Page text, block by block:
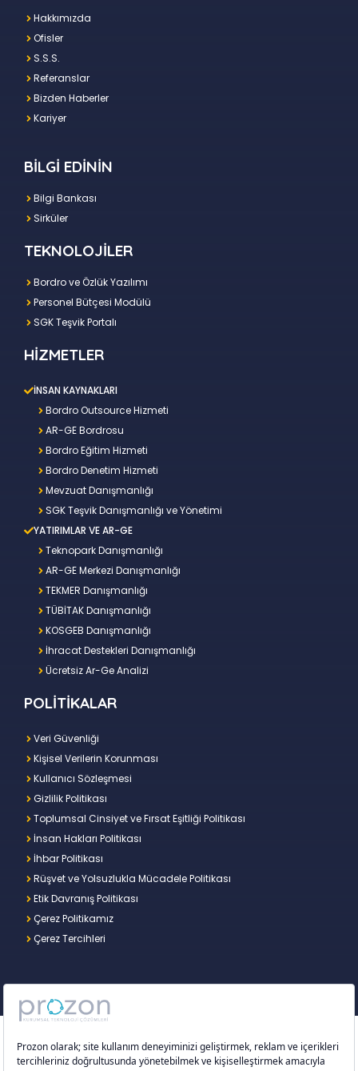
Hakkımızda
Ofisler
S.S.S.
Referanslar
Bizden Haberler
Kariyer
BİLGİ EDİNİN
Bilgi Bankası
Sirküler
TEKNOLOJİLER
Bordro ve Özlük Yazılımı
Personel Bütçesi Modülü
SGK Teşvik Portalı
HİZMETLER
İNSAN KAYNAKLARI
Bordro Outsource Hizmeti
AR-GE Bordrosu
Bordro Eğitim Hizmeti
Bordro Denetim Hizmeti
Mevzuat Danışmanlığı
SGK Teşvik Danışmanlığı ve Yönetimi
YATIRIMLAR VE AR-GE
Teknopark Danışmanlığı
AR-GE Merkezi Danışmanlığı
TEKMER Danışmanlığı
TÜBİTAK Danışmanlığı
KOSGEB Danışmanlığı
İhracat Destekleri Danışmanlığı
Ücretsiz Ar-Ge Analizi
POLİTİKALAR
Veri Güvenliği
Kişisel Verilerin Korunması
Kullanıcı Sözleşmesi
Gizlilik Politikası
Toplumsal Cinsiyet ve Fırsat Eşitliği Politikası
İnsan Hakları Politikası
İhbar Politikası
Rüşvet ve Yolsuzlukla Mücadele Politikası
Etik Davranış Politikası
Çerez Politikamız
Çerez Tercihleri
Copyright © 2026 – Prozon. Prozon markası ve